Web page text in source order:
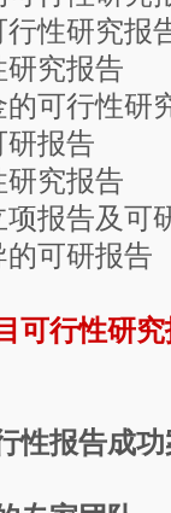
性研究报
究报告
可行性研
报告
究报告
报告及可
可研报告
可行性研
报告成功